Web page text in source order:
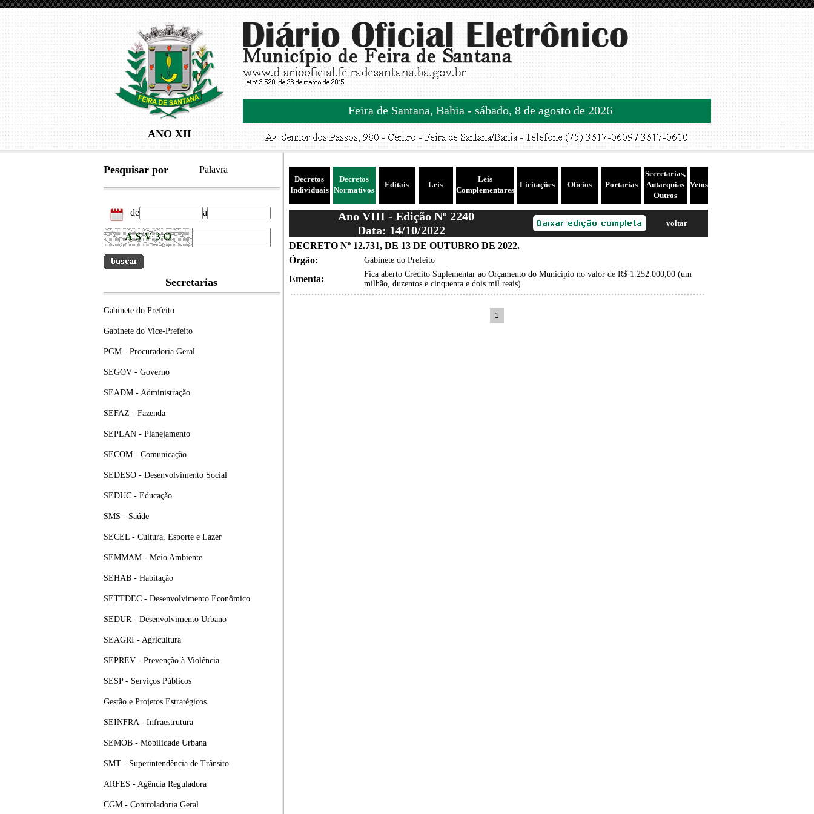
ANO XII
Feira de Santana, Bahia - sábado, 8 de agosto de 2026
Pesquisar por Palavra
de a
Secretarias
Gabinete do Prefeito
Gabinete do Vice-Prefeito
PGM - Procuradoria Geral
SEGOV - Governo
SEADM - Administração
SEFAZ - Fazenda
SEPLAN - Planejamento
SECOM - Comunicação
SEDESO - Desenvolvimento Social
SEDUC - Educação
SMS - Saúde
SECEL - Cultura, Esporte e Lazer
SEMMAM - Meio Ambiente
SEHAB - Habitação
SETTDEC - Desenvolvimento Econômico
SEDUR - Desenvolvimento Urbano
SEAGRI - Agricultura
SEPREV - Prevenção à Violência
SESP - Serviços Públicos
Gestão e Projetos Estratégicos
SEINFRA - Infraestrutura
SEMOB - Mobilidade Urbana
SMT - Superintendência de Trânsito
ARFES - Agência Reguladora
CGM - Controladoria Geral
Decretos
Individuais
Decretos
Normativos
Editais Leis
Leis
Complementares
Licitações Ofícios Portarias
Secretarias,
Autarquias
Outros
Vetos
Ano VIII - Edição Nº 2240
Data: 14/10/2022
voltar
DECRETO Nº 12.731, DE 13 DE OUTUBRO DE 2022.
Órgão:
Gabinete do Prefeito
Ementa:
Fica aberto Crédito Suplementar ao Orçamento do Município no valor de R$ 1.252.000,00 (um
milhão, duzentos e cinquenta e dois mil reais).
1